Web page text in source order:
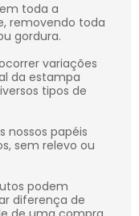
toda a
removendo toda
gordura.
variações
da estampa
tipos de
nossos papéis
sem relevo ou
podem
diferença de